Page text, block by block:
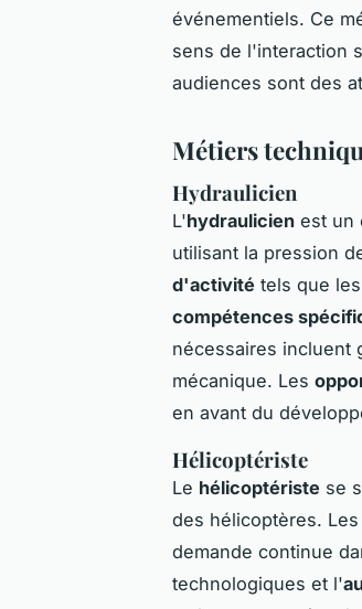
événementiels. Ce
sens de l'interaction
audiences sont des
Métiers
Hydraulicien
L'hydraulicien est un
utilisant la pression
d'activité tels que
compétences
nécessaires incluent
mécanique. Les
en avant du
Hélicoptériste
Le hélicoptériste se
des hélicoptères. Les
demande continue
technologiques et l'